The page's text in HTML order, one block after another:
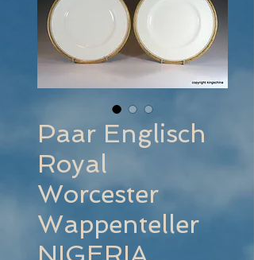
Paar Englisch
Royal
Worcester
Wappenteller